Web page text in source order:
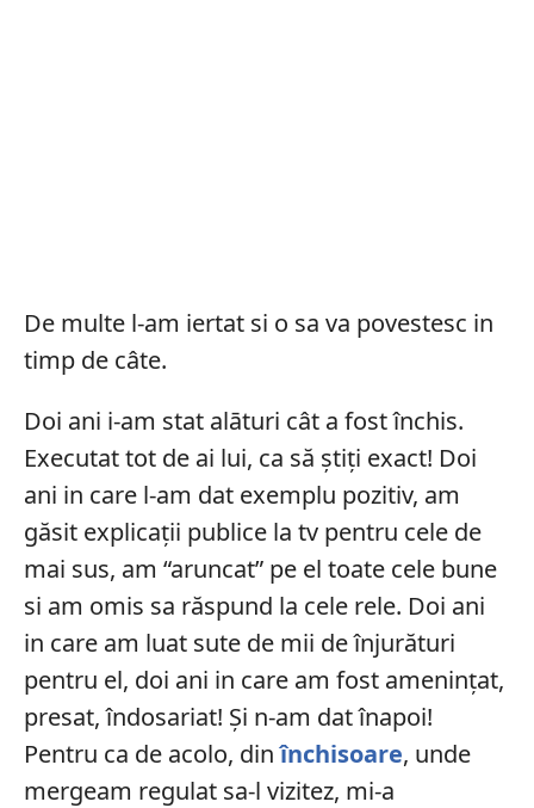
De multe l-am iertat si o sa va povestesc in
timp de câte.
Doi ani i-am stat alāturi cât a fost închis.
Executat tot de ai lui, ca să știți exact! Doi
ani in care l-am dat exemplu pozitiv, am
găsit explicații publice la tv pentru cele de
mai sus, am “aruncat” pe el toate cele bune
si am omis sa răspund la cele rele. Doi ani
in care am luat sute de mii de înjurături
pentru el, doi ani in care am fost amenințat,
presat, îndosariat! Și n-am dat înapoi!
Pentru ca de acolo, dinînchisoare, unde
mergeam regulat sa-l vizitez, mi-a